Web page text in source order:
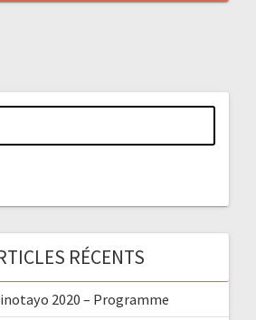
RÉCENTS
2020 – Programme